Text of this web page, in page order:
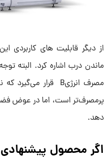
از دیگر قابلیت های کاربردی
ماندن درب اشاره کرد. البته
پرمصرف‌تر است، اما در عوض
دهد.
اگر محصول پیشنهادی